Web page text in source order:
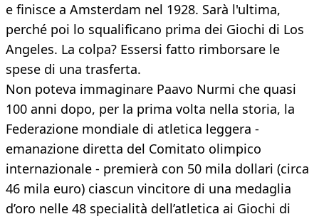
e finisce a Amsterdam nel 1928. Sarà l'ultima,
perché poi lo squalificano prima dei Giochi di Los
Angeles. La colpa? Essersi fatto rimborsare le
spese di una trasferta.
Non poteva immaginare Paavo Nurmi che quasi
100 anni dopo, per la prima volta nella storia, la
Federazione mondiale di atletica leggera -
emanazione diretta del Comitato olimpico
internazionale - premierà con 50 mila dollari (circa
46 mila euro) ciascun vincitore di una medaglia
d’oro nelle 48 specialità dell’atletica ai Giochi di